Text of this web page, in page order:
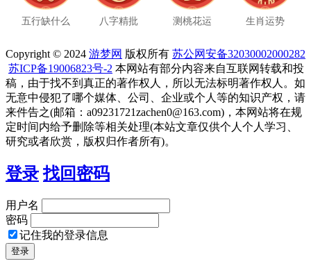
五行缺什么 八字精批 测桃花运 生肖运势
Copyright © 2024 游梦网 版权所有 苏公网安备32030002000282
苏ICP备19006823号-2 本网站有部分内容来自互联网转载和投
稿，由于找不到真正的著作权人，所以无法标明著作权人。如
无意中侵犯了哪个媒体、公司、企业或个人等的知识产权，请
来件告之(邮箱：a09231721zachen0@163.com)，本网站将在规
定时间内给予删除等相关处理(本站文章仅供个人个人学习、
研究或者欣赏，版权归作者所有)。
登录 找回密码
用户名
密码
记住我的登录信息